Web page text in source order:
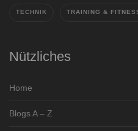
TECHNIK TRAINING &
Nützliches
Home
Blogs A – Z